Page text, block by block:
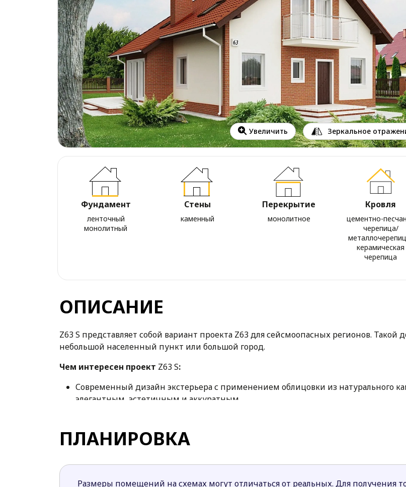
Увеличить Зеркальное
Фундамент
ленточный
монолитный
Стены
каменный
Перекрытие
монолитное
Кровля
цементно-
черепица/
керамическая
черепица
ОПИСАНИЕ
Z63 S представляет собой вариант проекта Z63 для сейсмоопасных регионов.
небольшой населенный пункт или большой город.
Чем интересен проект Z63 S:
Современный дизайн экстерьера с применением облицовки из натурального
элегантным, эстетичным и аккуратным.
Оригинальная планировка дневной зоны, совмещающая кухню, обеденную
Ночная зона спроектирована на мансарде и характеризуется тремя уютными
Проект предусматривает наличие большой открытой террасы на первом
Большую часть коллекции Z500 представляют проекты современных
ПЛАНИРОВКА
Размеры помещений на схемах могут отличаться от реальных. Для получения